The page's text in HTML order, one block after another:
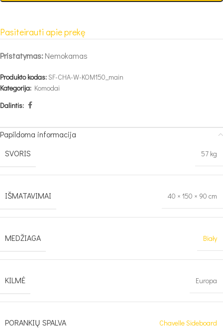
Pasiteirauti apie prekę
Pristatymas:Nemokamas
Produkto kodas:SF-CHA-W-KOM150_main
Kategorija: Komodai
Dalintis:
Papildoma informacija
SVORIS
57 kg
IŠMATAVIMAI 40 × 150 × 90 cm
MEDŽIAGA Biały
KILMĖ Europa
PORANKIŲ SPALVA Chavelle Sideboard